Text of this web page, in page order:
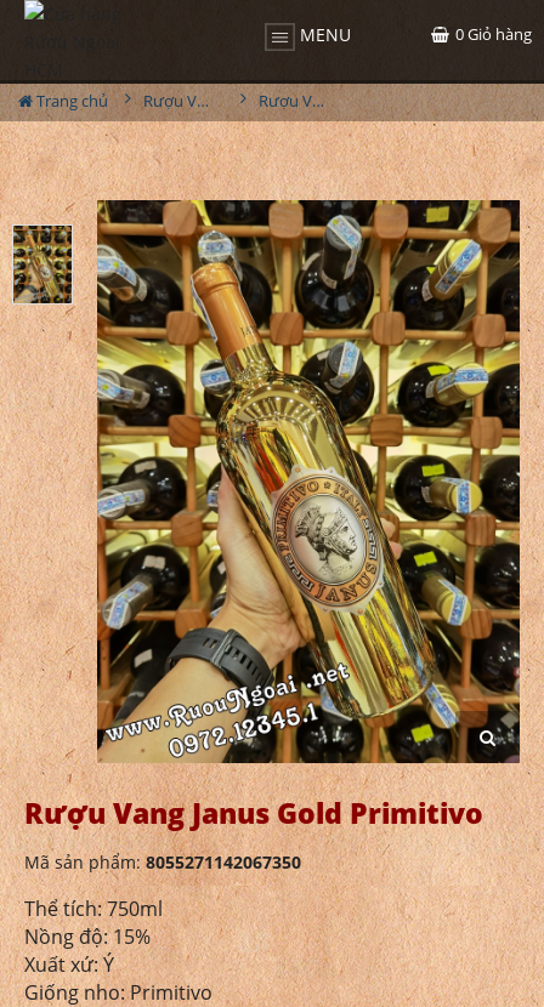
MENU 0Giỏ hàng
Trang chủ Rượu Vang Rượu Vang Janus Gold Primitivo
Rượu Vang Janus Gold Primitivo
Mã sản phẩm:8055271142067350
Thể tích: 750ml
Nồng độ: 15%
Xuất xứ: Ý
Giống nho: Primitivo